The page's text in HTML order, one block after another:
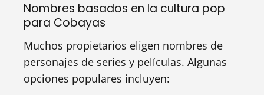
Nombres basados en la cultura pop
para Cobayas
Muchos propietarios eligen nombres de
personajes de series y películas. Algunas
opciones populares incluyen: